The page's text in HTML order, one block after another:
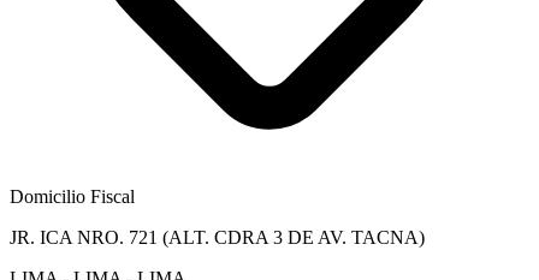
Domicilio Fiscal
JR. ICA NRO. 721 (ALT. CDRA 3 DE AV. TACNA)